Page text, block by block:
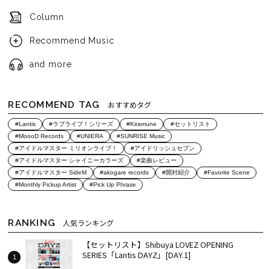
Column
Recommend Music
and more
RECOMMEND TAG おすすめタグ
#Lantis #ラブライブ！シリーズ #Kiramune
#セットリスト
#MoooD Records
#UNIERA
#SUNRISE Music
#アイドルマスター ミリオンライブ！
#アイドリッシュセブン
#アイドルマスター シャイニーカラーズ
#楽曲レビュー
#アイドルマスター SideM
#akogare records #開封紹介
#Favorite Scene
#Monthly Pickup Artist
#Pick Up Phrase
RANKING 人気ランキング
【セットリスト】Shibuya LOVEZ OPENING
SERIES「Lantis DAYZ」[DAY.1]